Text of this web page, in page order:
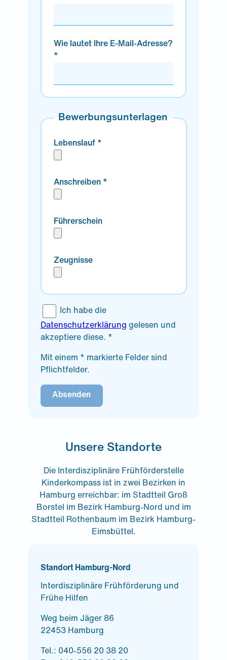
Wie lautet Ihre E-Mail-Adresse?
*
Bewerbungsunterlagen
Lebenslauf *
Anschreiben *
Führerschein
Zeugnisse
Ich habe die
Datenschutzerklärung gelesen und
akzeptiere diese. *
Mit einem * markierte Felder sind
Pflichtfelder.
Absenden
Unsere Standorte
Die Interdisziplinäre Frühförderstelle
Kinderkompass ist in zwei Bezirken in
Hamburg erreichbar: im Stadtteil Groß
Borstel im Bezirk Hamburg-Nord und im
Stadtteil Rothenbaum im Bezirk Hamburg-
Eimsbüttel.
Standort Hamburg-Nord
Interdisziplinäre Frühförderung und
Frühe Hilfen
Weg beim Jäger 86
22453 Hamburg
Tel.: 040-556 20 38 20